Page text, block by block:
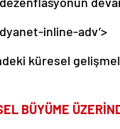
inline-adv’>
küresel
BÜYÜME